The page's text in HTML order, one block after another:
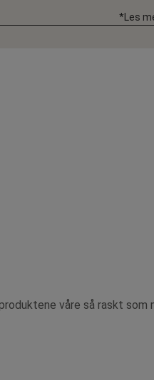
*Les
våre så raskt som